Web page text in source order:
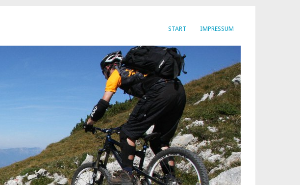
START IMPRESSUM